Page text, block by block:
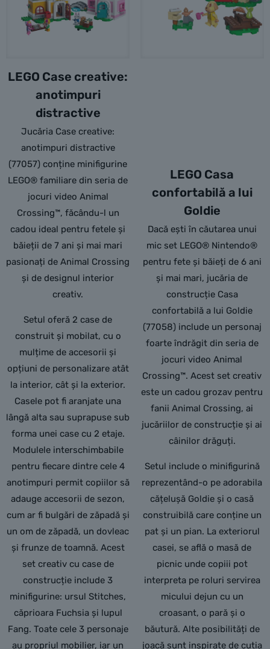
LEGO Case creative:
anotimpuri
distractive
Jucăria Case creative:
anotimpuri distractive
(77057) conține minifigurine
LEGO® familiare din seria de
jocuri video Animal
Crossing™, făcându-l un
cadou ideal pentru fetele și
băieții de 7 ani și mai mari
pasionați de Animal Crossing
și de designul interior
creativ.
Setul oferă 2 case de
construit și mobilat, cu o
mulțime de accesorii și
opțiuni de personalizare atât
la interior, cât și la exterior.
Casele pot fi aranjate una
lângă alta sau suprapuse sub
forma unei case cu 2 etaje.
Modulele interschimbabile
pentru fiecare dintre cele 4
anotimpuri permit copiilor să
adauge accesorii de sezon,
cum ar fi bulgări de zăpadă și
un om de zăpadă, un dovleac
și frunze de toamnă. Acest
set creativ cu case de
construcție include 3
minifigurine: ursul Stitches,
căprioara Fuchsia și lupul
Fang. Toate cele 3 personaje
au propriul mobilier, iar un
LEGO Casa
confortabilă a lui
Goldie
Dacă ești în căutarea unui
mic set LEGO® Nintendo®
pentru fete și băieți de 6 ani
și mai mari, jucăria de
construcție Casa
confortabilă a lui Goldie
(77058) include un personaj
foarte îndrăgit din seria de
jocuri video Animal
Crossing™. Acest set creativ
este un cadou grozav pentru
fanii Animal Crossing, ai
jucăriilor de construcție și ai
câinilor drăguți.
Setul include o minifigurină
reprezentând-o pe adorabila
cățelușă Goldie și o casă
construibilă care conține un
pat și un pian. La exteriorul
casei, se află o masă de
picnic unde copiii pot
interpreta pe roluri servirea
micului dejun cu un
croasant, o pară și o
băutură. Alte posibilități de
joacă sunt inspirate de cutia